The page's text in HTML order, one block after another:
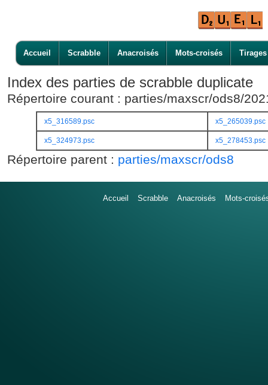
Accueil Scrabble Anacroisés Mots-croisés Tirages
Index des parties de scrabble duplicate
Répertoire courant : parties/maxscr/ods8/
x5_316589.psc x5_265039.psc
x5_324973.psc x5_278453.psc
Répertoire parent : parties/maxscr/ods8
Accueil Scrabble Anacroisés Mots-